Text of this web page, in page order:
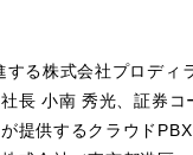
する株式会社プロディ
長 小南 秀光、証券
提供するクラウド